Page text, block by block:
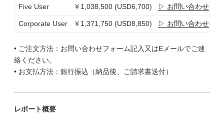
Five User ￥1,038,500 (USD6,700) ▷ お問い合わせ
Corporate User ￥1,371,750 (USD8,850) ▷ お問い合わせ
• ご注文方法：お問い合わせフォーム記入又はEメールでご連
絡ください。
• お支払方法：銀行振込（納品後、ご請求書送付）
レポート概要